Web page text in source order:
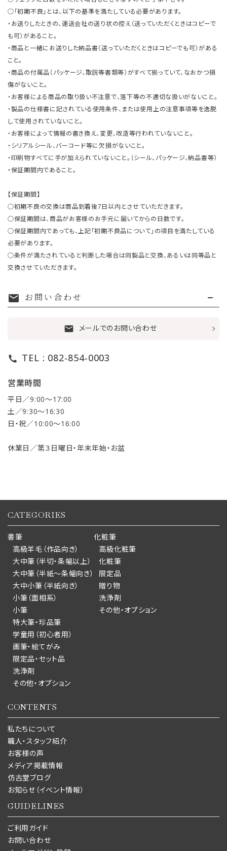
○「初期不良」とは、以下の基準を満たしている必要があります。
・お送りしたときの、運送会社の送り状の控え（送っていただくときはコピーで
も可）があること。
・商品と一緒にお送りした納品書（送っていただくときはコピーでも可）がある
こと。
・商品の付属品（パッケージ、取説等書類等）がすべて揃っていて、なおかつ損
傷がないこと。
・お客様による商品の取り扱い不注意で、落下等の不適切な扱いがないこと。
・製品の仕様書に記されている使用条件、または使用上の注意事項等を逸脱
して使用されていないこと。
・お客様によって情報の書き換え、変更、改造等行われていないこと。
・シリアルシール、バーコード等に欠損がないこと。
・印刷物すべてに手が加えられていないこと。（シール、パッケージ、納品書等）
・保証期間内であること。
【保証期間】
○初期不良の交換は商品到着後7日以内とさせていただきます。
○保証期間は、商品がお客様のお手元に届いてからの日数です。
○保証期間内であっても、上記「初期不良品について」の項目を満たしている
必要があります。
○条件が満たされていると判断した場合は同製品と交換、あるいは同等品と
交換させていただきます。
mail お問い合わせ
mail メールでのお問い合わせ
call TEL : 082-854-0003
営業時間
平日／9:00〜17:00
土／9:30〜16:30
日・祝／10:00〜16:00
休業日／第３日曜日・年末年始・お盆
CATEGORIES
書筆
高級羊毛（作品向き）
大中筆（半切・条幅以上）
大中筆（半紙～条幅向き）
大中小筆（半紙向き）
小筆（面相系）
小筆
特大筆・珍品筆
学童用（初心者用）
画筆・絵てがみ
限定品・セット品
洗浄剤
その他・オプション
化粧筆
高級化粧筆
化粧筆
限定品
贈り物
洗浄剤
その他・オプション
CONTENTS
私たちについて
職人・スタッフ紹介
お客様の声
メディア掲載情報
仿古堂ブログ
お知らせ（イベント情報）
GUIDELINES
ご利用ガイド
お問い合わせ